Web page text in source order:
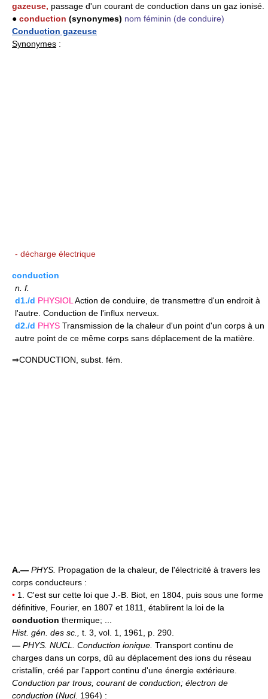
gazeuse, passage d'un courant de conduction dans un gaz ionisé.
● conduction (synonymes) nom féminin (de conduire)
Conduction gazeuse
Synonymes :
- décharge électrique
conduction
n. f.
d1./d PHYSIOL Action de conduire, de transmettre d'un endroit à
l'autre. Conduction de l'influx nerveux.
d2./d PHYS Transmission de la chaleur d'un point d'un corps à un
autre point de ce même corps sans déplacement de la matière.
⇒CONDUCTION, subst. fém.
A.— PHYS. Propagation de la chaleur, de l'électricité à travers les
corps conducteurs :
• 1. C'est sur cette loi que J.-B. Biot, en 1804, puis sous une forme
définitive, Fourier, en 1807 et 1811, établirent la loi de la
conduction thermique; ...
Hist. gén. des sc., t. 3, vol. 1, 1961, p. 290.
— PHYS. NUCL. Conduction ionique. Transport continu de
charges dans un corps, dû au déplacement des ions du réseau
cristallin, créé par l'apport continu d'une énergie extérieure.
Conduction par trous, courant de conduction; électron de
conduction (Nucl. 1964) :